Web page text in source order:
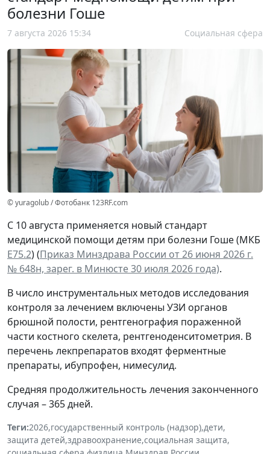
болезни Гоше
7 августа 2026 15:34 Социальная сфера
© yuragolub / Фотобанк 123RF.com
С 10 августа применяется новый стандарт
медицинской помощи детям при болезни Гоше (МКБ
Е75.2) (Приказ Минздрава России от 26 июня 2026 г.
№ 648н, зарег. в Минюсте 30 июля 2026 года).
В число инструментальных методов исследования
контроля за лечением включены УЗИ органов
брюшной полости, рентгенография пораженной
части костного скелета, рентгеноденситометрия. В
перечень лекпрепаратов входят ферментные
препараты, ибупрофен, нимесулид.
Средняя продолжительность лечения законченного
случая – 365 дней.
Теги:2026,государственный контроль (надзор),дети,
защита детей,здравоохранение,социальная защита,